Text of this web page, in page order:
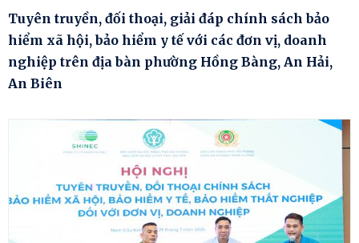
Tuyên truyền, đối thoại, giải đáp chính sách bảo
hiểm xã hội, bảo hiểm y tế với các đơn vị, doanh
nghiệp trên địa bàn phường Hồng Bàng, An Hải,
An Biên